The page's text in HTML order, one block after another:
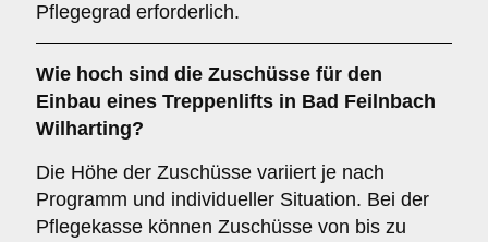
Pflegegrad erforderlich.
Wie hoch sind die Zuschüsse für den
Einbau eines Treppenlifts in Bad Feilnbach
Wilharting?
Die Höhe der Zuschüsse variiert je nach
Programm und individueller Situation. Bei der
Pflegekasse können Zuschüsse von bis zu